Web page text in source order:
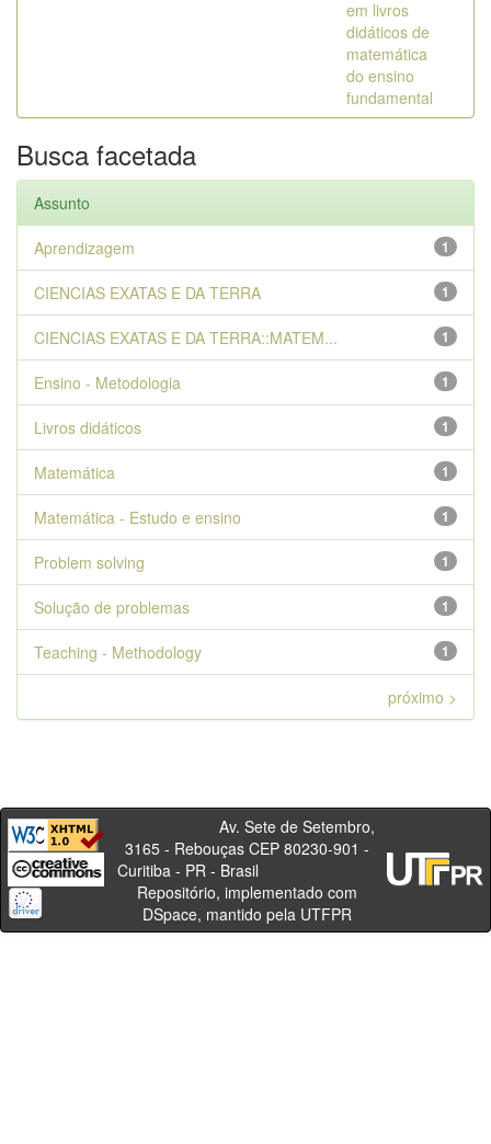
em livros
didáticos de
matemática
do ensino
fundamental
Busca facetada
Assunto
1
Aprendizagem
1
CIENCIAS EXATAS E DA TERRA
1
CIENCIAS EXATAS E DA TERRA::MATEM...
1
Ensino - Metodologia
1
Livros didáticos
1
Matemática
1
Matemática - Estudo e ensino
1
Problem solving
1
Solução de problemas
1
Teaching - Methodology
próximo >
Av. Sete de Setembro,
3165 - Rebouças CEP 80230-901 -
Curitiba - PR - Brasil
Repositório, implementado com
DSpace, mantido pela UTFPR